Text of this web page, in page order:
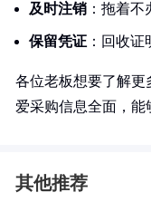
及时注销 ：拖着
保留凭证 ：回收
各位老板想要了解更
爱采购信息全面，能
其他推荐